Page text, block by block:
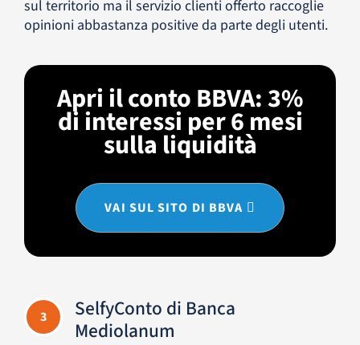
sul territorio ma il servizio clienti offerto raccoglie
opinioni abbastanza positive da parte degli utenti.
Apri il conto BBVA: 3%
di interessi per 6 mesi
sulla liquidità
VAI SUL SITO DI BBVA
3
SelfyConto di Banca
Mediolanum